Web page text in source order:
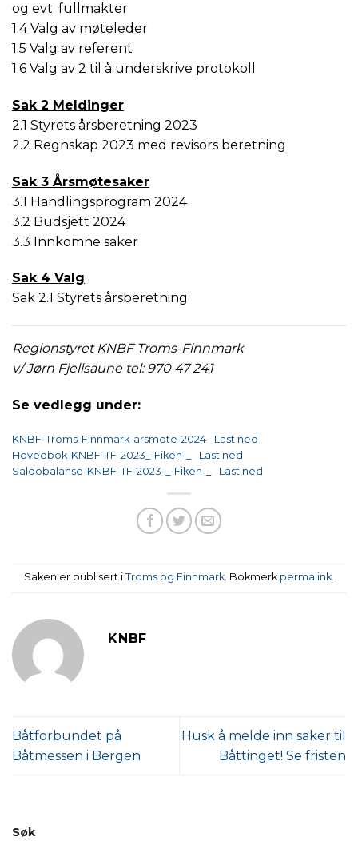
og evt. fullmakter
1.4 Valg av møteleder
1.5 Valg av referent
1.6 Valg av 2 til å underskrive protokoll
Sak 2 Meldinger
2.1 Styrets årsberetning 2023
2.2 Regnskap 2023 med revisors beretning
Sak 3 Årsmøtesaker
3.1 Handlingsprogram 2024
3.2 Budsjett 2024
3.3 Innkomne saker
Sak 4 Valg
Sak 2.1 Styrets årsberetning
Regionstyret KNBF Troms-Finnmark
v/ Jørn Fjellsaune tel: 970 47 241
Se vedlegg under:
KNBF-Troms-Finnmark-arsmote-2024
Last ned
Hovedbok-KNBF-TF-2023_-Fiken-_
Last ned
Saldobalanse-KNBF-TF-2023-_-Fiken-_
Last ned
Saken er publisert i Troms og Finnmark. Bokmerk permalink.
KNBF
Båtforbundet på
Båtmessen i Bergen
Husk å melde inn saker til
Båttinget! Se fristen
Søk